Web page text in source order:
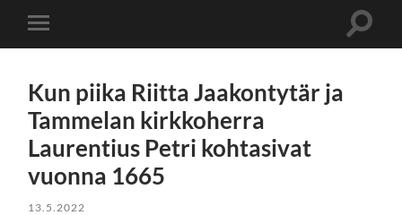
Toggle
mobile
Toggle
Kun piika Riitta Jaakontytär ja
Tammelan kirkkoherra
Laurentius Petri kohtasivat
vuonna 1665
13.5.2022